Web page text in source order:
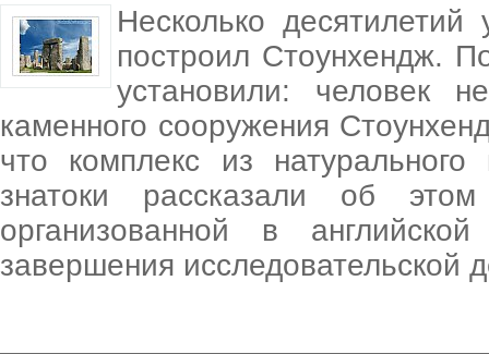
Несколько
построил Стоунхендж.
установили: человек
каменного сооружения
что комплекс из
знатоки рассказали об
организованной в
завершения исследовательской